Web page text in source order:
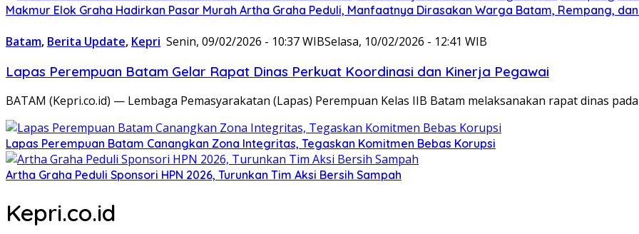
Makmur Elok Graha Hadirkan Pasar Murah Artha Graha Peduli, Manfaatnya Dirasakan Warga Batam, Rempang,
Batam, Berita Update, Kepri Senin, 09/02/2026 - 10:37 WIBSelasa, 10/02/2026 - 12:41 WIB
Lapas Perempuan Batam Gelar Rapat Dinas Perkuat Koordinasi dan Kinerja Pegawai
BATAM (Kepri.co.id) — Lembaga Pemasyarakatan (Lapas) Perempuan Kelas IIB Batam melaksanakan rapat dinas
Lapas Perempuan Batam Canangkan Zona Integritas, Tegaskan Komitmen Bebas Korupsi
Artha Graha Peduli Sponsori HPN 2026, Turunkan Tim Aksi Bersih Sampah
Kepri.co.id